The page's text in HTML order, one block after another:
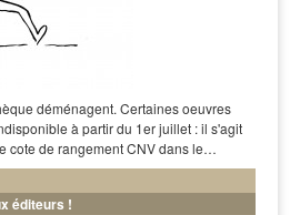
déménagent. Certaines oeuvres
à partir du 1er juillet : il s'agit
cote de rangement CNV dans le…
éditeurs !